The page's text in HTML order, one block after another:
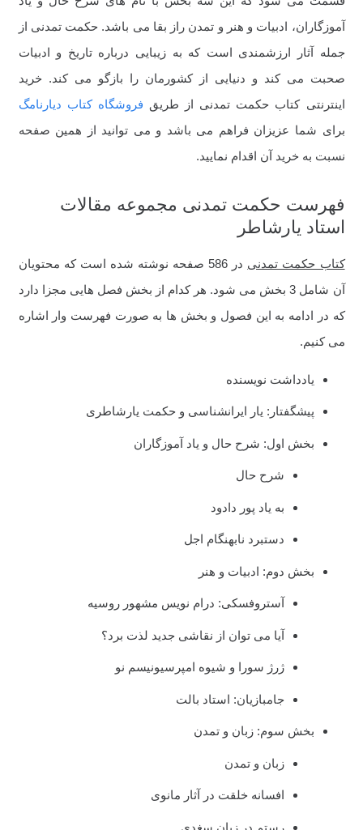
آموزگاران، ادبیات و هنر و تمدن راز بقا می باشد. حکمت تمدنی از
جمله آثار ارزشمندی است که به زیبایی درباره تاریخ و ادبیات
صحبت می کند و دنیایی از کشورمان را بازگو می کند. خرید
اینترنتی کتاب حکمت تمدنی از طریق فروشگاه کتاب دیارنامگ
برای شما عزیزان فراهم می باشد و می توانید از همین صفحه
نسبت به خرید آن اقدام نمایید.
فهرست حکمت تمدنی مجموعه مقالات
استاد یارشاطر
کتاب حکمت تمدنی
در 586 صفحه نوشته شده است که محتویان
آن شامل 3 بخش می شود. هر کدام از بخش فصل هایی مجزا دارد
که در ادامه به این فصول و بخش ها به صورت فهرست وار اشاره
می کنیم.
یادداشت نویسنده
پیشگفتار: یار ایرانشناسی و حکمت یارشاطری
بخش اول: شرح حال و یاد آموزگاران
شرح حال
به یاد پور دادود
دستبرد نابهنگام اجل
بخش دوم: ادبیات و هنر
آستروفسکی: درام نویس مشهور روسیه
آیا می توان از نقاشی جدید لذت برد؟
ژرژ سورا و شیوه امپرسیونیسم نو
جامبازیان: استاد بالت
بخش سوم: زبان و تمدن
زبان و تمدن
افسانه خلقت در آثار مانوی
رستم در زبان سغدی